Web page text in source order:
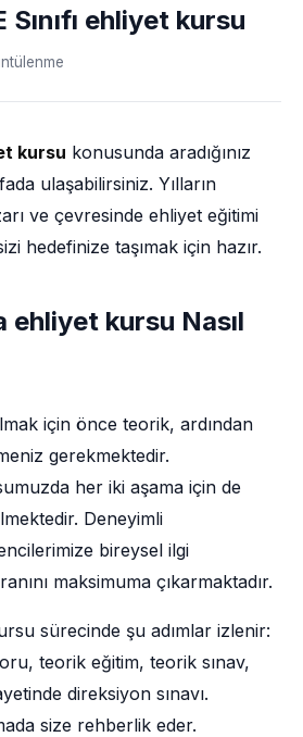
Sınıfı ehliyet kursu
kursu konusunda aradığınız
ulaşabilirsiniz. Yılların
ve çevresinde ehliyet eğitimi
hedefinize taşımak için hazır.
ehliyet kursu Nasıl
için önce teorik, ardından
gerekmektedir.
her iki aşama için de
Deneyimli
bireysel ilgi
maksimuma çıkarmaktadır.
sürecinde şu adımlar izlenir:
teorik eğitim, teorik sınav,
direksiyon sınavı.
size rehberlik eder.